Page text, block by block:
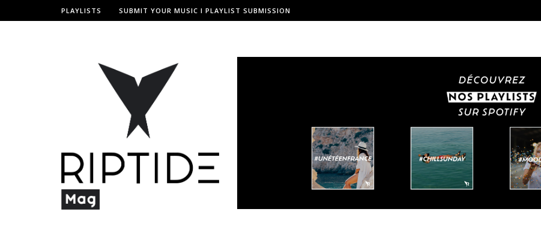
PLAYLISTS SUBMIT YOUR MUSIC I PLAYLIST SUBMISSION